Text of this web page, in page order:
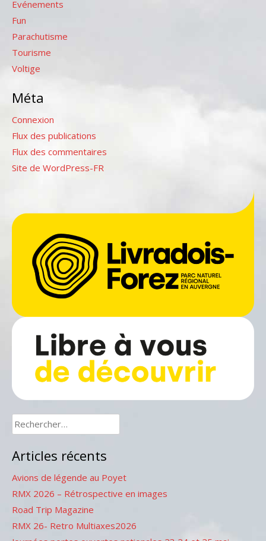
Evénements
Fun
Parachutisme
Tourisme
Voltige
Méta
Connexion
Flux des publications
Flux des commentaires
Site de WordPress-FR
Rechercher :
Articles récents
Avions de légende au Poyet
RMX 2026 – Rétrospective en images
Road Trip Magazine
RMX 26- Retro Multiaxes2026